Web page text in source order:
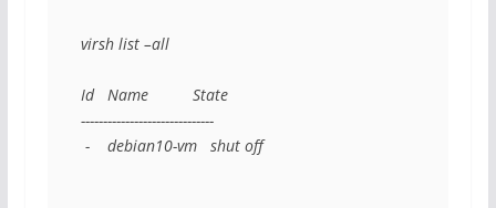
virsh list –all
Id   Name          State
------------------------------
-    debian10-vm   shut off